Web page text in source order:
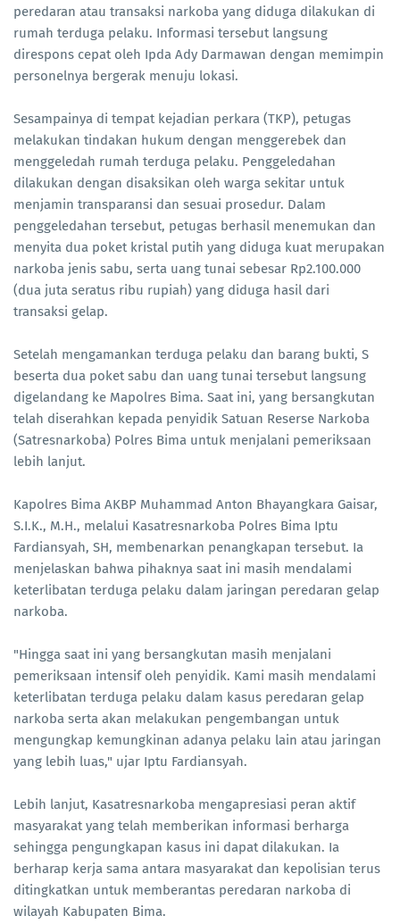
peredaran atau transaksi narkoba yang diduga dilakukan di
rumah terduga pelaku. Informasi tersebut langsung
direspons cepat oleh Ipda Ady Darmawan dengan memimpin
personelnya bergerak menuju lokasi.
Sesampainya di tempat kejadian perkara (TKP), petugas
melakukan tindakan hukum dengan menggerebek dan
menggeledah rumah terduga pelaku. Penggeledahan
dilakukan dengan disaksikan oleh warga sekitar untuk
menjamin transparansi dan sesuai prosedur. Dalam
penggeledahan tersebut, petugas berhasil menemukan dan
menyita dua poket kristal putih yang diduga kuat merupakan
narkoba jenis sabu, serta uang tunai sebesar Rp2.100.000
(dua juta seratus ribu rupiah) yang diduga hasil dari
transaksi gelap.
Setelah mengamankan terduga pelaku dan barang bukti, S
beserta dua poket sabu dan uang tunai tersebut langsung
digelandang ke Mapolres Bima. Saat ini, yang bersangkutan
telah diserahkan kepada penyidik Satuan Reserse Narkoba
(Satresnarkoba) Polres Bima untuk menjalani pemeriksaan
lebih lanjut.
Kapolres Bima AKBP Muhammad Anton Bhayangkara Gaisar,
S.I.K., M.H., melalui Kasatresnarkoba Polres Bima Iptu
Fardiansyah, SH, membenarkan penangkapan tersebut. Ia
menjelaskan bahwa pihaknya saat ini masih mendalami
keterlibatan terduga pelaku dalam jaringan peredaran gelap
narkoba.
"Hingga saat ini yang bersangkutan masih menjalani
pemeriksaan intensif oleh penyidik. Kami masih mendalami
keterlibatan terduga pelaku dalam kasus peredaran gelap
narkoba serta akan melakukan pengembangan untuk
mengungkap kemungkinan adanya pelaku lain atau jaringan
yang lebih luas," ujar Iptu Fardiansyah.
Lebih lanjut, Kasatresnarkoba mengapresiasi peran aktif
masyarakat yang telah memberikan informasi berharga
sehingga pengungkapan kasus ini dapat dilakukan. Ia
berharap kerja sama antara masyarakat dan kepolisian terus
ditingkatkan untuk memberantas peredaran narkoba di
wilayah Kabupaten Bima.